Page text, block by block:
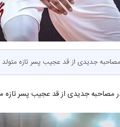
جدیدی از قد عجیب پسر تازه
جدیدی از قد عجیب پسر